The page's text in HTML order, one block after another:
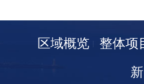
区域概览 整体项